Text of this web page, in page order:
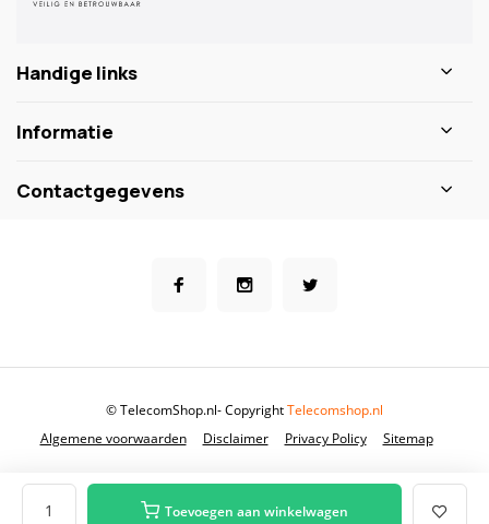
Toevoegen aan winkelwagen
Handige links
Informatie
Contactgegevens
Algemene voorwaarden Disclaimer Privacy Policy Sitemap
© TelecomShop.nl- CopyrightTelecomshop.nl